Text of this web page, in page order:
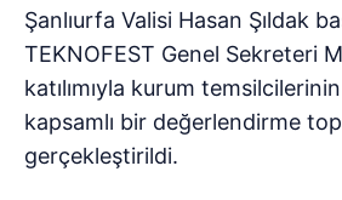
Şanlıurfa Valisi Hasan Şıldak
TEKNOFEST Genel Sekreteri
katılımıyla kurum temsilcilerinin
kapsamlı bir değerlendirme
gerçekleştirildi.